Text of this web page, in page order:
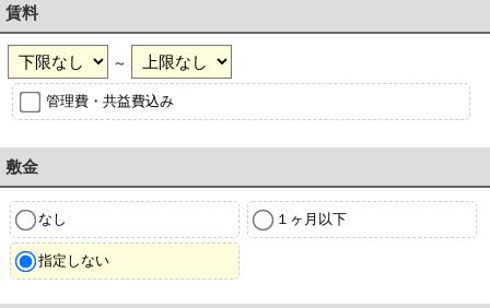
賃料
～
管理費・共益費込み
敷金
なし １ヶ月以下
指定しない